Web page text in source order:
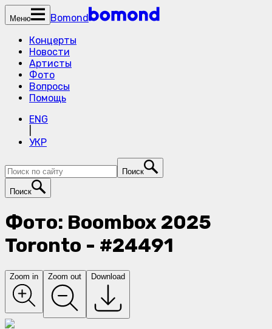
Меню
Bomond
Концерты
Новости
Артисты
Фото
Вопросы
Помощь
ENG
УКР
Поиск
Поиск
Фото: Boombox 2025
Toronto - #24491
Zoom in Zoom out Download